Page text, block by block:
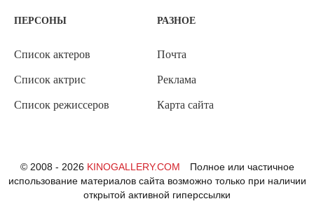
ПЕРСОНЫ
Список актеров
Список актрис
Список режиссеров
РАЗНОЕ
Почта
Реклама
Карта сайта
© 2008 - 2026 KINOGALLERY.COM
Полное или частичное
использование материалов сайта возможно только при наличии
открытой активной гиперссылки